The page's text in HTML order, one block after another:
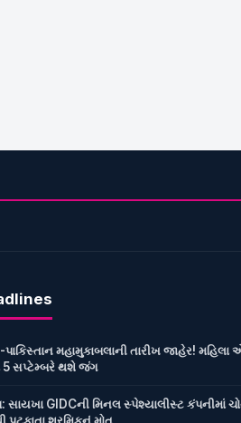
પાકિસ્તાન મહામુકાબલાની તારીખ જાહેર! મહિલા
5 સપ્ટેમ્બરે થશે જંગ
GIDCની મિનલ સ્પેશ્યાલીસ્ટ કંપનીમાં
પટકાતા શ્રમિકનું મોત